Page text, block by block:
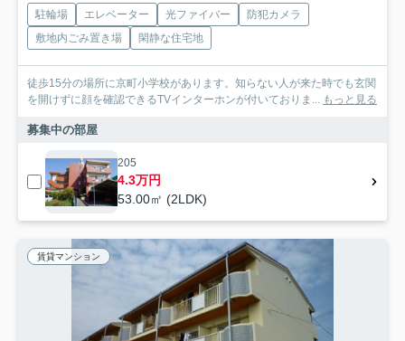
駐輪場 エレベーター 光ファイバー
防犯カメラ
敷地内ごみ置き場
閑静な住宅地
徒歩15分の場所に京町小学校があります。知らない人が来た時でも玄関
を開けずに顔を確認できるTVインターホンが付いておりま... もっと見る
募集中の部屋
205
4.3万円
53.00㎡ (2LDK)
賃貸マンション